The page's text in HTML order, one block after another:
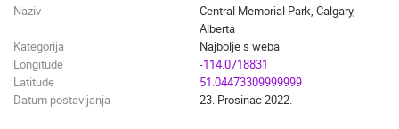
Naziv
Central Memorial Park, Calgary,
Alberta
Kategorija
Najbolje s weba
Longitude
-114.0718831
Latitude
51.04473309999999
Datum postavljanja
23. Prosinac 2022.